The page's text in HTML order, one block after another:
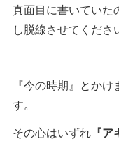
真面目に書いていた
し脱線させてくださ
『今の時期』とか
す。
その心はいずれ 『ア